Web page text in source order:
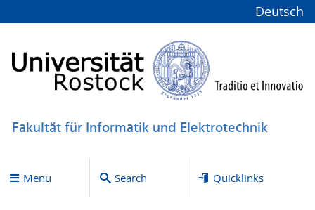
Deutsch
Fakultät für Informatik und Elektrotechnik
Menu Search Quicklinks